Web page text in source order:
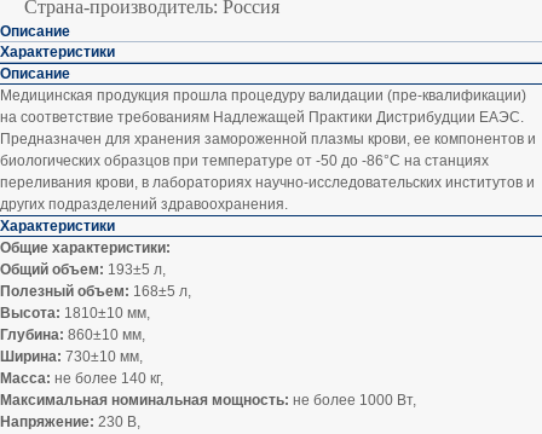
Страна-производитель: Россия
Описание
Характеристики
Описание
Медицинская продукция прошла процедуру валидации (пре-квалификации)
на соответствие требованиям Надлежащей Практики Дистрибудции ЕАЭС.
Предназначен для хранения замороженной плазмы крови, ее компонентов и
биологических образцов при температуре от -50 до -86°С на станциях
переливания крови, в лабораториях научно-исследовательских институтов и
других подразделений здравоохранения.
Характеристики
Общие характеристики:
Общий объем: 193±5 л,
Полезный объем: 168±5 л,
Высота: 1810±10 мм,
Глубина: 860±10 мм,
Ширина: 730±10 мм,
Масса: не более 140 кг,
Максимальная номинальная мощность: не более 1000 Вт,
Напряжение: 230 В,